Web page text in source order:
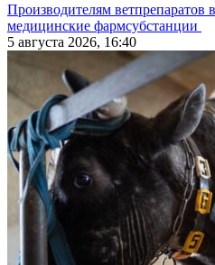
Производителям ветпрепаратов
медицинские фармсубстанции
5 августа 2026, 16:40